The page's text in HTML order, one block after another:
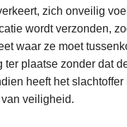
zich onveilig
wordt verzonden,
waar ze moet
ter plaatse zonder dat
heeft het slachtoffer
veiligheid.